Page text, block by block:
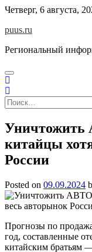
Skip
content
Четверг, 6 августа,
puus.ru
Региональный
Найти:
Уничтожить
китайцы
России
Posted on 09.09.2024
Прогнозы по
год, составленные
китайским братьям